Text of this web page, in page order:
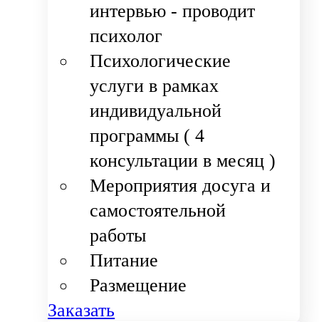
интервью - проводит
психолог
Психологические
услуги в рамках
индивидуальной
программы ( 4
консультации в месяц )
Мероприятия досуга и
самостоятельной
работы
Питание
Размещение
Заказать